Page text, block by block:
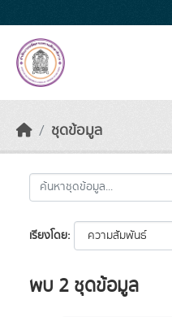
ชุดข้อมูล
เรียงโดย
พบ 2 ชุดข้อมูล